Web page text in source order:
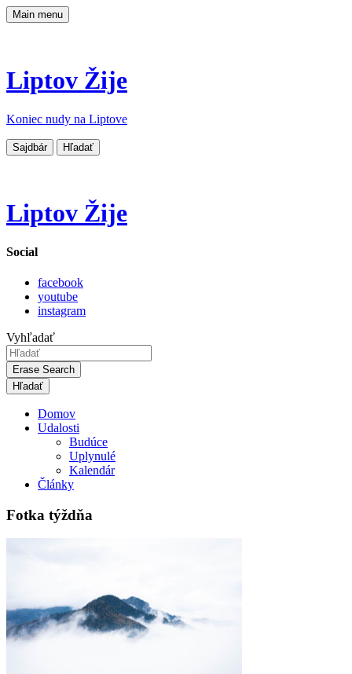
Main menu
Liptov Žije
Koniec nudy na Liptove
Sajdbár Hľadať
Liptov Žije
Social
facebook
youtube
instagram
Vyhľadať
Erase Search
Domov
Udalosti
Budúce
Uplynulé
Kalendár
Články
Fotka týždňa